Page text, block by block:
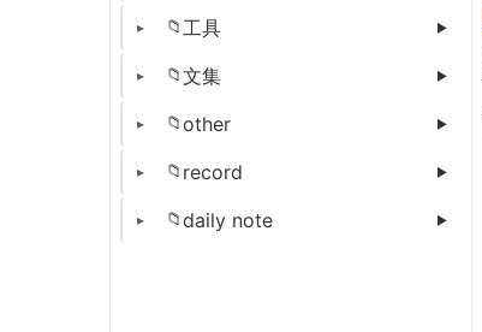
工具
文集
other
record
daily note